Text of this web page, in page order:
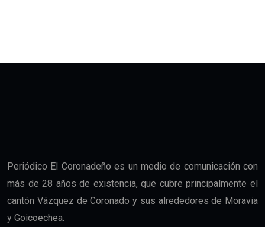
Periódico El Coronadeño es un medio de comunicación con
más de 28 años de existencia, que cubre principalmente el
cantón Vázquez de Coronado y sus alrededores de Moravia
y Goicoechea.